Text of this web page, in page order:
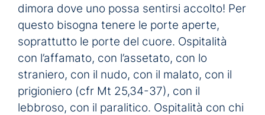
dimora dove uno possa sentirsi accolto! Per
questo bisogna tenere le porte aperte,
soprattutto le porte del cuore. Ospitalità
con l’affamato, con l’assetato, con lo
straniero, con il nudo, con il malato, con il
prigioniero (cfr Mt 25,34-37), con il
lebbroso, con il paralitico. Ospitalità con chi